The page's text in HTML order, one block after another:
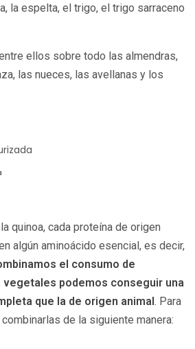
la espelta, el trigo, el trigo sarraceno
ellos sobre todo las almendras,
las nueces, las avellanas y los
quinoa, cada proteína de origen
algún aminoácido esencial, es decir,
el consumo de
podemos conseguir una
que la de origen animal . Para
de la siguiente manera: